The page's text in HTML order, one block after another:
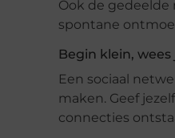
Ook de
spontane
Begin klein, wees
Een sociaal
maken. Geef
connecties